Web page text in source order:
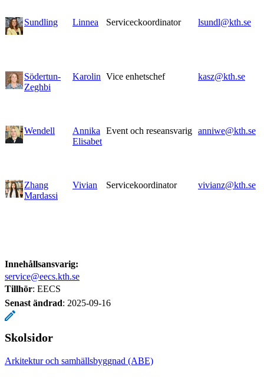
Sundling Linnea Serviceckoordinator lsundl@kth.se
Södertun-
Zeghbi
Karolin Vice enhetschef kasz@kth.se
Wendell
Annika
Elisabet
Event och reseansvarig anniwe@kth.se
Zhang
Mardassi
Vivian Servicekoordinator vivianz@kth.se
Innehållsansvarig:
service@eecs.kth.se
Tillhör: EECS
Senast ändrad: 2025-09-16
Skolsidor
Arkitektur och samhällsbyggnad (ABE)